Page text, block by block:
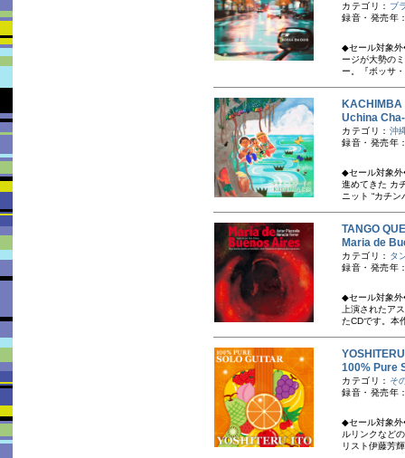
カテゴリ： ブ
録音・発売年
◆セール対象
ージが大勢の
ー。『ボッサ
Uchina
カテゴリ： 沖
録音・発売年
◆セール対象外
進めてきた カ
ニット “カチ
TANGO
Maria de
カテゴリ： タ
録音・発売年
◆セール対象
上演されたア
たCDです。本
100% Pure
カテゴリ： そ
録音・発売年
◆セール対象外
ルリンクなど
リスト伊藤芳